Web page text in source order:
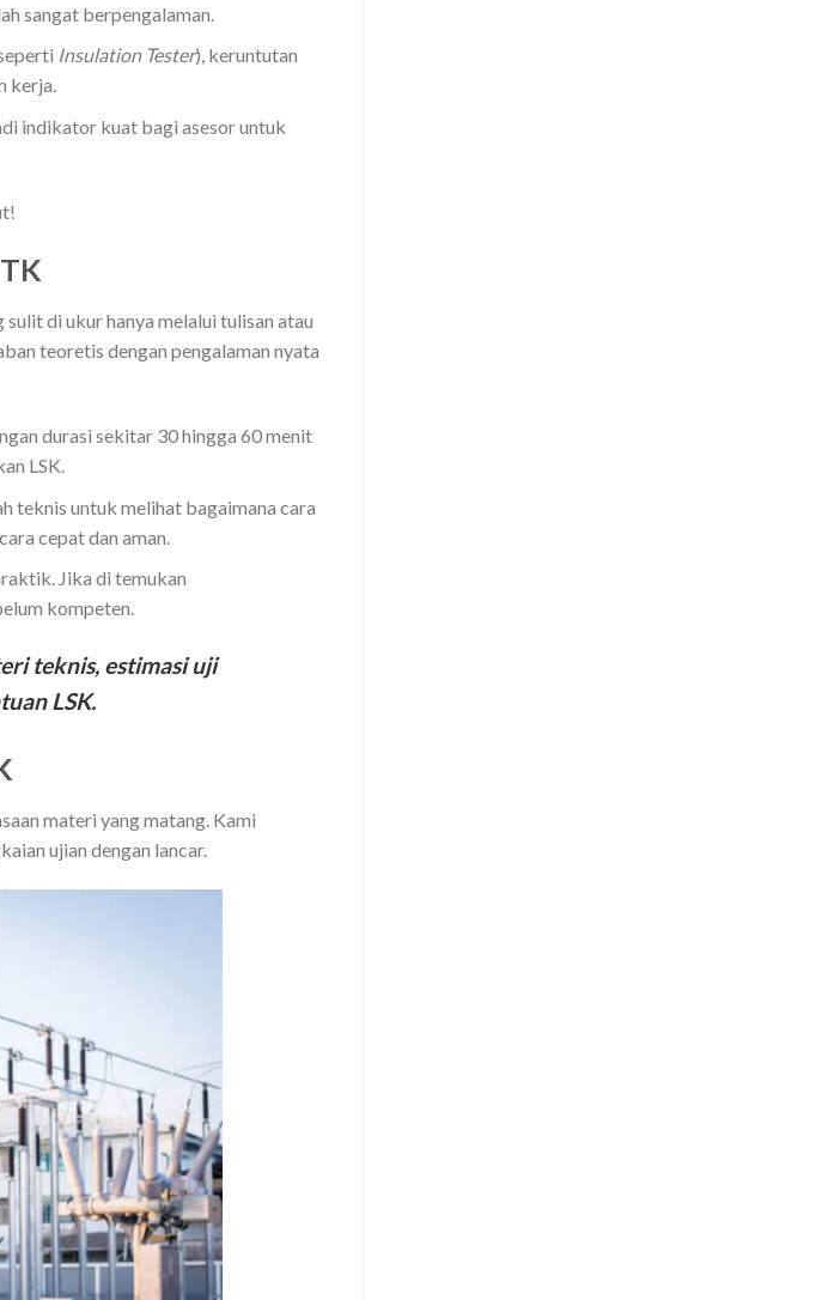
sangat berpengalaman.
Insulation Tester), keruntutan
kerja.
indikator kuat bagi asesor untuk
di ukur hanya melalui tulisan atau
teoretis dengan pengalaman nyata
durasi sekitar 30 hingga 60 menit
LSK.
teknis untuk melihat bagaimana cara
cepat dan aman.
Jika di temukan
kompeten.
teknis, estimasi uji
LSK.
materi yang matang. Kami
ujian dengan lancar.